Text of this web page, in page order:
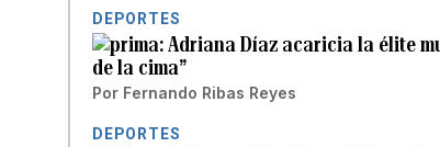
DEPORTES
Adriana Díaz acaricia la élite
de la cima”
Por Fernando Ribas Reyes
DEPORTES